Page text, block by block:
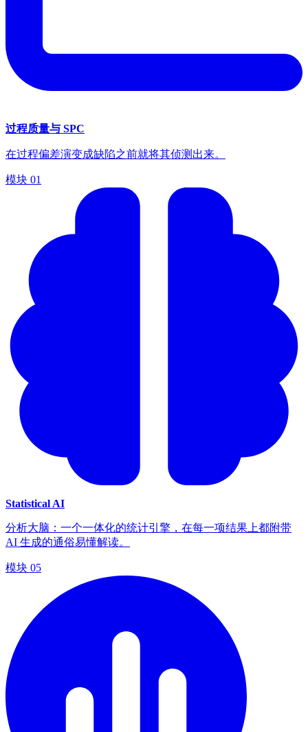
过程质量与 SPC
在过程偏差演变成缺陷之前就将其侦测出来。
模块 01
Statistical AI
分析大脑：一个一体化的统计引擎，在每一项结果上都附带
AI 生成的通俗易懂解读。
模块 05